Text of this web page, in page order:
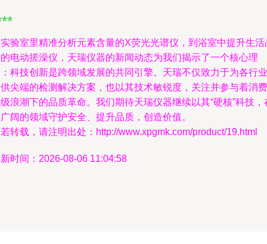
验室里精准分析元素含量的X荧光光谱仪，到浴室中提升生活
电动搓澡仪，天瑞仪器的新闻动态为我们揭示了一个核心理
科技创新是跨领域发展的共同引擎。天瑞不仅致力于为各行业
尖端的检测解决方案，也以其技术敏锐度，关注并参与着消费
浪潮下的品质革命。我们期待天瑞仪器继续以其“硬核”科技，
阔的领域守护安全、提升品质，创造价值。
转载，请注明出处：http://www.xpgmk.com/product/19.html
时间：2026-08-06 11:04:58